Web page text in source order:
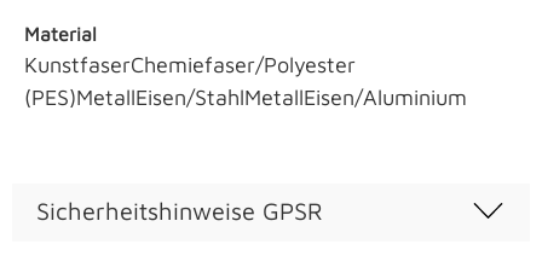
Material
KunstfaserChemiefaser/Polyester
(PES)MetallEisen/StahlMetallEisen/Aluminium
Sicherheitshinweise GPSR